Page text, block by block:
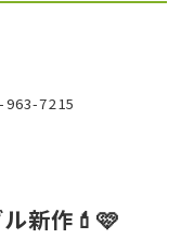
963-7215
新作💄🩷